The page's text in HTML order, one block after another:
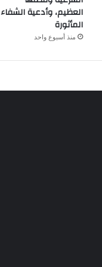
العظيم، وأدعية الشفاء
المأثورة
منذ أسبوع واحد